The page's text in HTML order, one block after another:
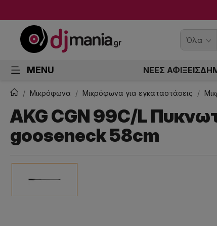
Όλα
MENU ΝΕΕΣ ΑΦΙΞΕΙΣ
Μικρόφωνα Μικρόφωνα για εγκαταστάσεις
AKG CGN 99C/L
gooseneck 58cm